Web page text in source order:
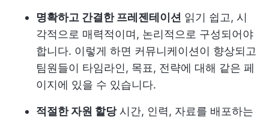
명확하고 간결한 프레젠테이션 읽기 쉽고, 시
각적으로 매력적이며, 논리적으로 구성되어야
합니다. 이렇게 하면 커뮤니케이션이 향상되고
팀원들이 타임라인, 목표, 전략에 대해 같은 페
이지에 있을 수 있습니다.
적절한 자원 할당시간, 인력, 자료를 배포하는